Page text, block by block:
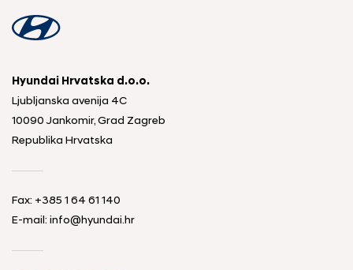
Hyundai Hrvatska d.o.o.
Ljubljanska avenija 4C
10090 Jankomir, Grad Zagreb
Republika Hrvatska
Fax: +385 1 64 61 140
E-mail: info@hyundai.hr